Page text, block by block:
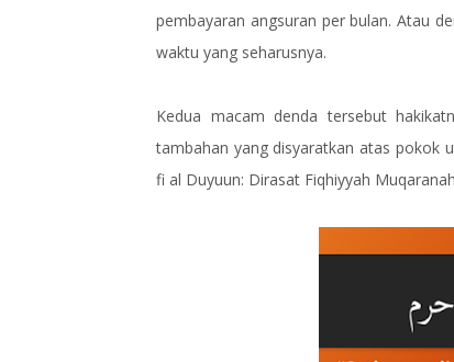
pembayaran angsuran per bulan. Atau
waktu yang seharusnya.
Kedua macam denda tersebut
tambahan yang disyaratkan atas pokok
fi al Duyuun: Dirasat Fiqhiyyah